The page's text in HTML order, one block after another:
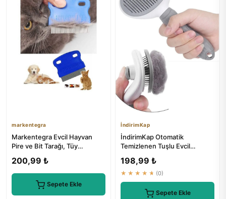
markentegra
Markentegra Evcil Hayvan
Pire ve Bit Tarağı, Tüy
200,99 ₺
Sepete Ekle
İndirimKap
İndirimKap Otomatik
Temizlenen Tuşlu Evcil
Tüy To...
198,99 ₺
★★★★★ (0)
Sepete Ekle